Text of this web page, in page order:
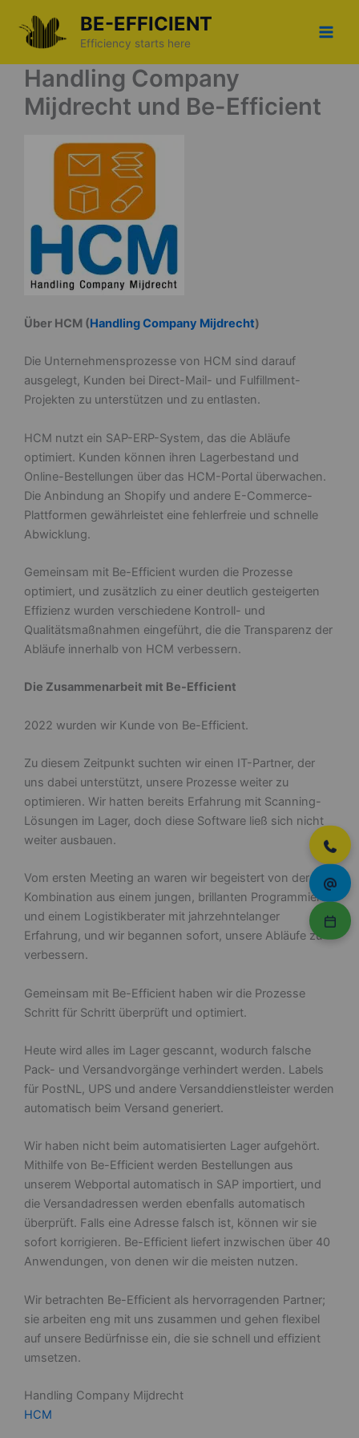
Inhalt
springen
BE-EFFICIENT
Efficiency starts here
Handling Company
Mijdrecht und Be-Efficient
Über HCM (Handling Company Mijdrecht)
Die Unternehmensprozesse von HCM sind darauf
ausgelegt, Kunden bei Direct-Mail- und Fulfillment-
Projekten zu unterstützen und zu entlasten.
HCM nutzt ein SAP-ERP-System, das die Abläufe
optimiert. Kunden können ihren Lagerbestand und
Online-Bestellungen über das HCM-Portal überwachen.
Die Anbindung an Shopify und andere E-Commerce-
Plattformen gewährleistet eine fehlerfreie und schnelle
Abwicklung.
Gemeinsam mit Be-Efficient wurden die Prozesse
optimiert, und zusätzlich zu einer deutlich gesteigerten
Effizienz wurden verschiedene Kontroll- und
Qualitätsmaßnahmen eingeführt, die die Transparenz der
Abläufe innerhalb von HCM verbessern.
Die Zusammenarbeit mit Be-Efficient
2022 wurden wir Kunde von Be-Efficient.
Zu diesem Zeitpunkt suchten wir einen IT-Partner, der
uns dabei unterstützt, unsere Prozesse weiter zu
optimieren. Wir hatten bereits Erfahrung mit Scanning-
Lösungen im Lager, doch diese Software ließ sich nicht
weiter ausbauen.
Vom ersten Meeting an waren wir begeistert von der
Kombination aus einem jungen, brillanten Programmierer
und einem Logistikberater mit jahrzehntelanger
Erfahrung, und wir begannen sofort, unsere Abläufe zu
verbessern.
Gemeinsam mit Be-Efficient haben wir die Prozesse
Schritt für Schritt überprüft und optimiert.
Heute wird alles im Lager gescannt, wodurch falsche
Pack- und Versandvorgänge verhindert werden. Labels
für PostNL, UPS und andere Versanddienstleister werden
automatisch beim Versand generiert.
Wir haben nicht beim automatisierten Lager aufgehört.
Mithilfe von Be-Efficient werden Bestellungen aus
unserem Webportal automatisch in SAP importiert, und
die Versandadressen werden ebenfalls automatisch
überprüft. Falls eine Adresse falsch ist, können wir sie
sofort korrigieren. Be-Efficient liefert inzwischen über 40
Anwendungen, von denen wir die meisten nutzen.
Wir betrachten Be-Efficient als hervorragenden Partner;
sie arbeiten eng mit uns zusammen und gehen flexibel
auf unsere Bedürfnisse ein, die sie schnell und effizient
umsetzen.
Handling Company Mijdrecht
HCM